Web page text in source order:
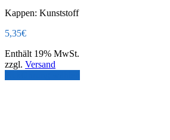
Kappen: Kunststoff
5,35€
Enthält 19% MwSt.
zzgl. Versand